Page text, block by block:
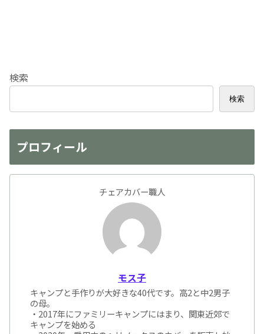
検索
検索
プロフィール
チェアカバー職人
モス子
キャンプと手作りが大好きな40代です。高2と中2男子
の母。
・2017年にファミリーキャンプにはまり、関東近郊で
キャンプを始める